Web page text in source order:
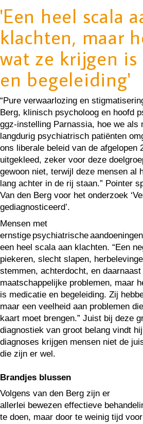
'Een heel scala
klachten, maar
wat ze krijgen
en begeleiding'
“Pure verwaarlozing en
Berg, klinisch psycholoog en hoofd
ggz-instelling Parnassia, hoe we als
langdurig psychiatrisch patiënten
ons liberale beleid van de afgelopen
uitgekleed, zeker voor deze
gewoon niet, terwijl deze mensen al
lang achter in de rij staan.” Pointer
Van den Berg voor het onderzoek
gediagnosticeerd’.
Mensen met
ernstige psychiatrische
een heel scala aan klachten. “Een
piekeren, slecht slapen,
stemmen, achterdocht, en
maatschappelijke problemen, maar
is medicatie en begeleiding. Zij
maar een veelheid aan problemen
kaart moet brengen.” Juist bij deze
diagnostiek van groot belang vindt
diagnoses krijgen mensen niet de
die zijn er wel.
Brandjes blussen
Volgens van den Berg zijn er
allerlei bewezen effectieve
te doen, maar door te weinig tijd